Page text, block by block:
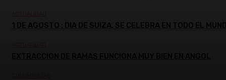
1 DE AGOSTO : DIA DE SUIZA, SE CELEBRA EN TODO EL